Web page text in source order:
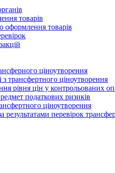
товарів
оформлення товарів
ціноутворення
з трансфертного ціноутворення
рівня цін у контрольованих
податкових ризиків
ціноутворення
перевірок